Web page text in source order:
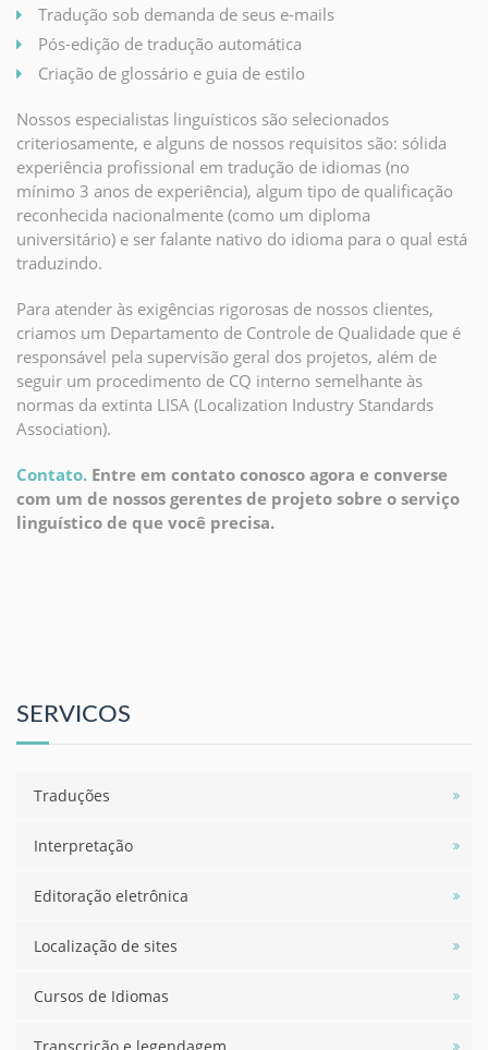
Tradução sob demanda de seus e-mails
Pós-edição de tradução automática
Criação de glossário e guia de estilo
Nossos especialistas linguísticos são selecionados
criteriosamente, e alguns de nossos requisitos são: sólida
experiência profissional em tradução de idiomas (no
mínimo 3 anos de experiência), algum tipo de qualificação
reconhecida nacionalmente (como um diploma
universitário) e ser falante nativo do idioma para o qual está
traduzindo.
Para atender às exigências rigorosas de nossos clientes,
criamos um Departamento de Controle de Qualidade que é
responsável pela supervisão geral dos projetos, além de
seguir um procedimento de CQ interno semelhante às
normas da extinta LISA (Localization Industry Standards
Association).
Contato. Entre em contato conosco agora e converse
com um de nossos gerentes de projeto sobre o serviço
linguístico de que você precisa.
SERVICOS
Traduções
Interpretação
Editoração eletrônica
Localização de sites
Cursos de Idiomas